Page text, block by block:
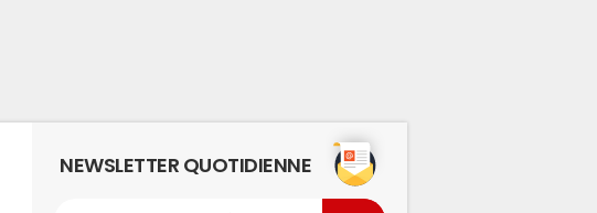
NEWSLETTER QUOTIDIENNE